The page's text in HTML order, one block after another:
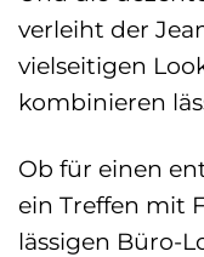
verleiht der
vielseitigen
kombinieren
Ob für einen
ein Treffen mit
lässigen Büro-